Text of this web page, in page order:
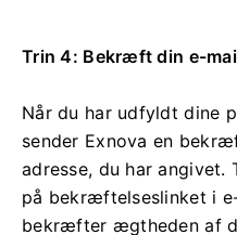
Trin 4: Bekræft din e-
Når du har udfyldt dine
sender Exnova en
adresse, du har angivet.
på bekræftelseslinket i
bekræfter ægtheden af